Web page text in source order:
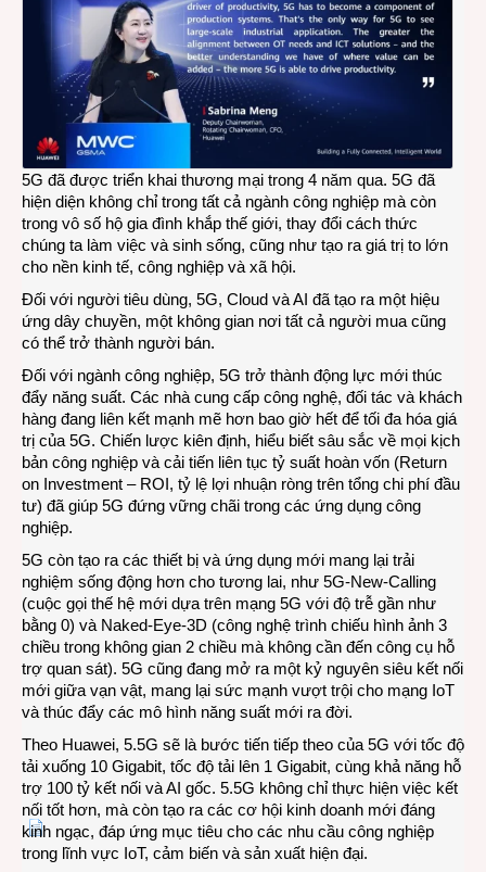
5G đã được triển khai thương mại trong 4 năm qua. 5G đã
hiện diện không chỉ trong tất cả ngành công nghiệp mà còn
trong vô số hộ gia đình khắp thế giới, thay đổi cách thức
chúng ta làm việc và sinh sống, cũng như tạo ra giá trị to lớn
cho nền kinh tế, công nghiệp và xã hội.
Đối với người tiêu dùng, 5G, Cloud và AI đã tạo ra một hiệu
ứng dây chuyền, một không gian nơi tất cả người mua cũng
có thể trở thành người bán.
Đối với ngành công nghiệp, 5G trở thành động lực mới thúc
đẩy năng suất. Các nhà cung cấp công nghệ, đối tác và khách
hàng đang liên kết mạnh mẽ hơn bao giờ hết để tối đa hóa giá
trị của 5G. Chiến lược kiên định, hiểu biết sâu sắc về mọi kịch
bản công nghiệp và cải tiến liên tục tỷ suất hoàn vốn (Return
on Investment – ROI, tỷ lệ lợi nhuận ròng trên tổng chi phí đầu
tư) đã giúp 5G đứng vững chãi trong các ứng dụng công
nghiệp.
5G còn tạo ra các thiết bị và ứng dụng mới mang lại trải
nghiệm sống động hơn cho tương lai, như 5G-New-Calling
(cuộc gọi thế hệ mới dựa trên mạng 5G với độ trễ gần như
bằng 0) và Naked-Eye-3D (công nghệ trình chiếu hình ảnh 3
chiều trong không gian 2 chiều mà không cần đến công cụ hỗ
trợ quan sát). 5G cũng đang mở ra một kỷ nguyên siêu kết nối
mới giữa vạn vật, mang lại sức mạnh vượt trội cho mạng IoT
và thúc đẩy các mô hình năng suất mới ra đời.
Theo Huawei, 5.5G sẽ là bước tiến tiếp theo của 5G với tốc độ
tải xuống 10 Gigabit, tốc độ tải lên 1 Gigabit, cùng khả năng hỗ
trợ 100 tỷ kết nối và AI gốc. 5.5G không chỉ thực hiện việc kết
nối tốt hơn, mà còn tạo ra các cơ hội kinh doanh mới đáng
kinh ngạc, đáp ứng mục tiêu cho các nhu cầu công nghiệp
trong lĩnh vực IoT, cảm biến và sản xuất hiện đại.